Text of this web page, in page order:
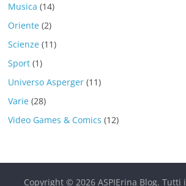
Musica (14)
Oriente (2)
Scienze (11)
Sport (1)
Universo Asperger (11)
Varie (28)
Video Games & Comics (12)
Copyright © 2026ASPIErina Blog. Tutti